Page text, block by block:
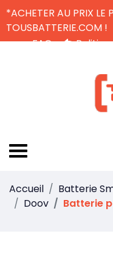
*ACHETER AU PRIX LE
TOUSBATTERIE.COM !
FAQ
Accueil
Batterie
Doov
Batterie